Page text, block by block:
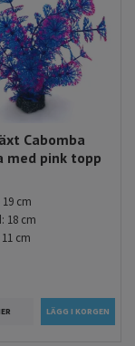
Cabomba
med pink topp
cm
18 cm
cm